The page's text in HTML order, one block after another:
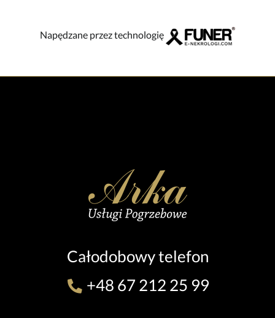
Napędzane przez technologię
Całodobowy telefon
+48 67 212 25 99